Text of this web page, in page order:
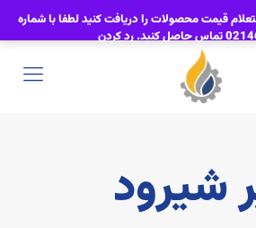
شیرود
قیمت محصولات را دریافت کنید لطفا با شماره
کنید.
رد کردن